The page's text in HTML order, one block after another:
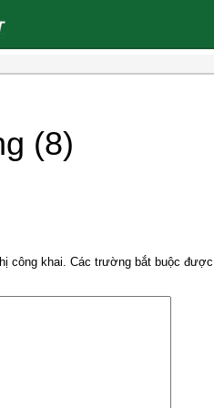
(8)
công khai. Các trường bắt buộc được